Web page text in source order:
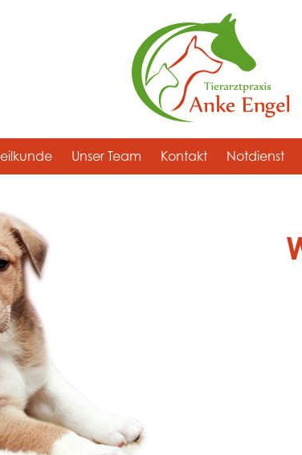
Unser Team Kontakt Notdienst